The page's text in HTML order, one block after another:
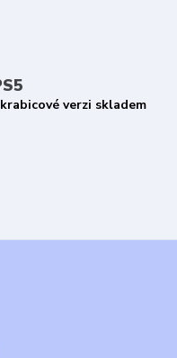
verzi skladem